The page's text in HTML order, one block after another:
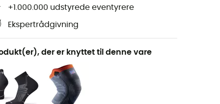
+1.000.000 udstyrede eventyrere
Ekspertrådgivning
der er knyttet til denne vare